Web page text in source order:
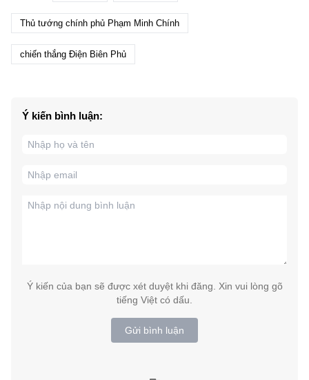
Thủ tướng chính phủ Phạm Minh Chính
chiến thắng Điện Biên Phủ
Ý kiến bình luận:
Ý kiến của bạn sẽ được xét duyệt khi đăng. Xin vui lòng gõ
tiếng Việt có dấu.
Gửi bình luận